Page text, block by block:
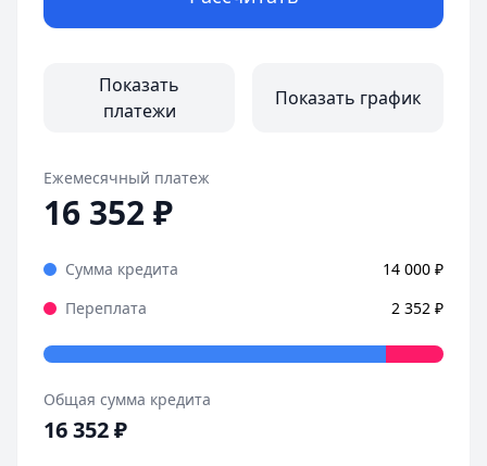
Показать
платежи
Показать график
Ежемесячный платеж
16 352₽
Сумма кредита 14 000 ₽
Переплата
2 352 ₽
Общая сумма кредита
16 352₽